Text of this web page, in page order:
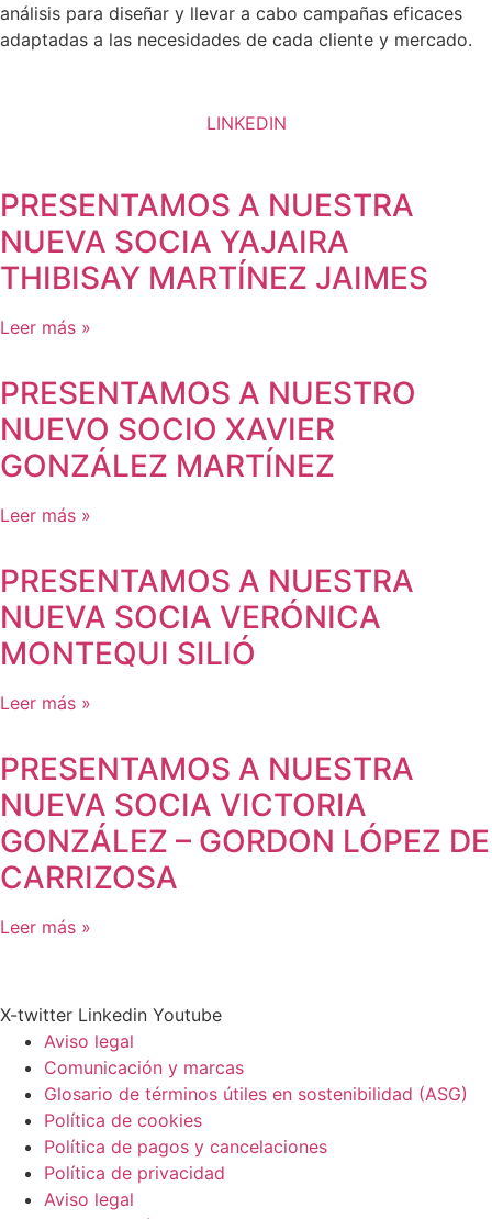
análisis para diseñar y llevar a cabo campañas eficaces
adaptadas a las necesidades de cada cliente y mercado.
LINKEDIN
PRESENTAMOS A NUESTRA
NUEVA SOCIA YAJAIRA
THIBISAY MARTÍNEZ JAIMES
Leer más »
PRESENTAMOS A NUESTRO
NUEVO SOCIO XAVIER
GONZÁLEZ MARTÍNEZ
Leer más »
PRESENTAMOS A NUESTRA
NUEVA SOCIA VERÓNICA
MONTEQUI SILIÓ
Leer más »
PRESENTAMOS A NUESTRA
NUEVA SOCIA VICTORIA
GONZÁLEZ – GORDON LÓPEZ DE
CARRIZOSA
Leer más »
X-twitter Linkedin Youtube
Aviso legal
Comunicación y marcas
Glosario de términos útiles en sostenibilidad (ASG)
Política de cookies
Política de pagos y cancelaciones
Política de privacidad
Aviso legal